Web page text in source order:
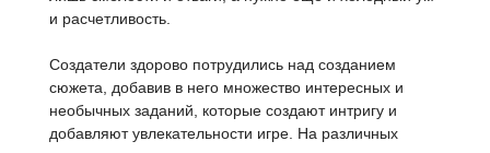
и расчетливость.
Создатели здорово потрудились над созданием
сюжета, добавив в него множество интересных и
необычных заданий, которые создают интригу и
добавляют увлекательности игре. На различных